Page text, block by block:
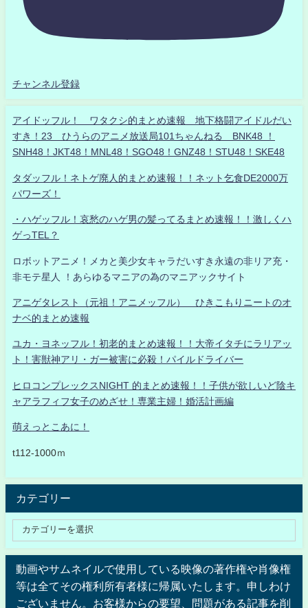
チャンネル登録
アイドッフル！ ワタクシ的まとめ速報 地下格闘アイドルだい
すき！23 ひうらのアニメ放送局101ちゃんねる BNK48 ！
SNH48！JKT48！MNL48！SGO48！GNZ48！STU48！SKE48
タダッフル！ネトゲ廃人的まとめ速報！！ネット乞食DE2000万
パワーズ！
・ハゲッフル！哀愁のハゲ男の髪ってるまとめ速報！！激しくハ
ゲっTEL？
ロボットアニメ！メカと美少女キャラだいすき永遠の非リア充・
非モテ星人 ！あらゆるマニアの為のマニアックサイト
アニゲタレスト（元祖！アニメッフル） ひきこもりニートのオ
ナベ的まとめ速報
ユカ・ヨネッフル！初老的まとめ速報！！大帝イタチにラリアッ
ト！害獣神アリ・ガー被害に必殺！パイルドライバー
ヒロコンプレックスNIGHT 的まとめ速報！！子供が欲しいど陰キ
ャアラフィフ女子のめざせ！専業主婦！婚活計画編
萌えっとこあに！
t112-1000ｍ
カテゴリー
動画やサムネイルで使用している映像の著作権や肖像権
等は全てその権利所有者様に帰属いたします。申しわけ
ございません。お客様からの要望、問題がある記事を削